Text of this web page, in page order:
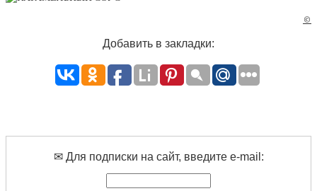
©
Добавить в закладки:
✉ Для подписки на сайт, введите e-mail: